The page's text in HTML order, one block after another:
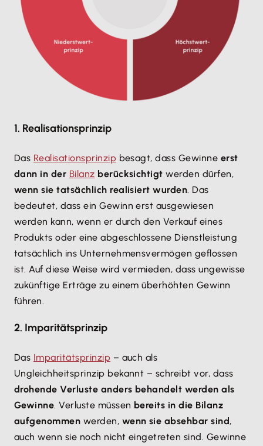
1. Realisationsprinzip
Das Realisationsprinzip besagt, dass Gewinne erst
dann in der Bilanz berücksichtigt werden dürfen,
wenn sie tatsächlich realisiert wurden. Das
bedeutet, dass ein Gewinn erst ausgewiesen
werden kann, wenn er durch den Verkauf eines
Produkts oder eine abgeschlossene Dienstleistung
tatsächlich ins Unternehmensvermögen geflossen
ist. Auf diese Weise wird vermieden, dass ungewisse
zukünftige Erträge zu einem überhöhten Gewinn
führen.
2. Imparitätsprinzip
Das Imparitätsprinzip – auch als
Ungleichheitsprinzip bekannt – schreibt vor, dass
drohende Verluste anders behandelt werden als
Gewinne. Verluste müssen bereits in die Bilanz
aufgenommen werden, wenn sie absehbar sind,
auch wenn sie noch nicht eingetreten sind. Gewinne